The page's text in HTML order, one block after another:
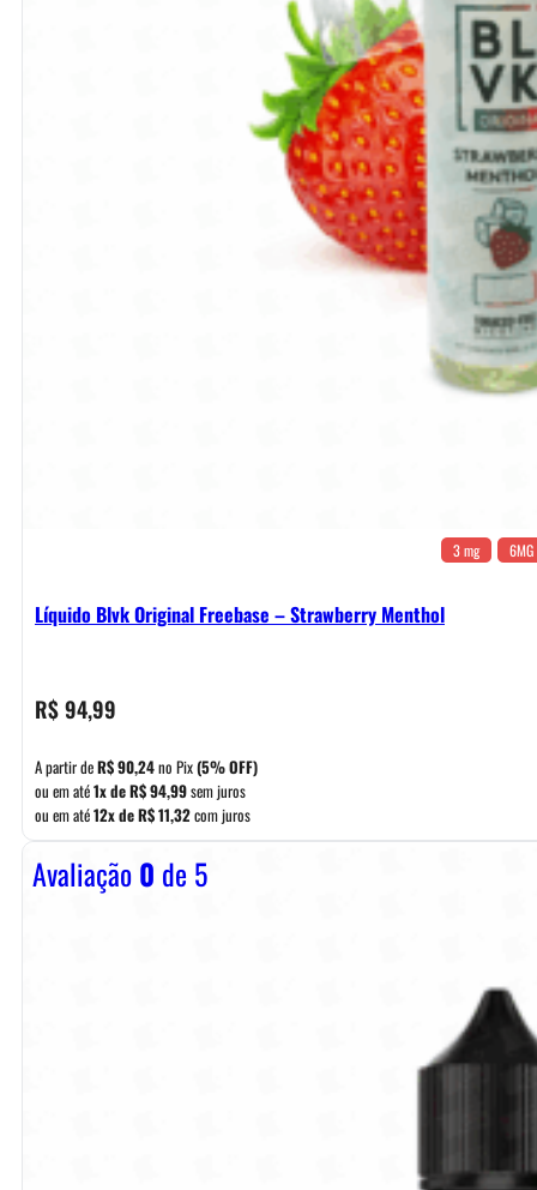
3 mg 6MG
Líquido Blvk Original Freebase – Strawberry Menthol
R$94,99
A partir deR$90,24no Pix(5% OFF)
ou em até1x deR$94,99sem juros
ou em até12x deR$11,32com juros
Avaliação0 de 5